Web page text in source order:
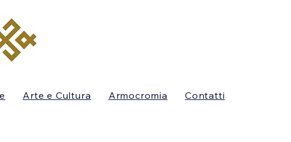
Arte e Cultura Armocromia Contatti